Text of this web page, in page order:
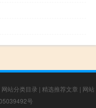
网站分类目录 | 精选推荐文章 | 网站
号